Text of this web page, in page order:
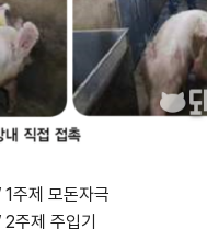
주제 모돈자극
주제 주입기